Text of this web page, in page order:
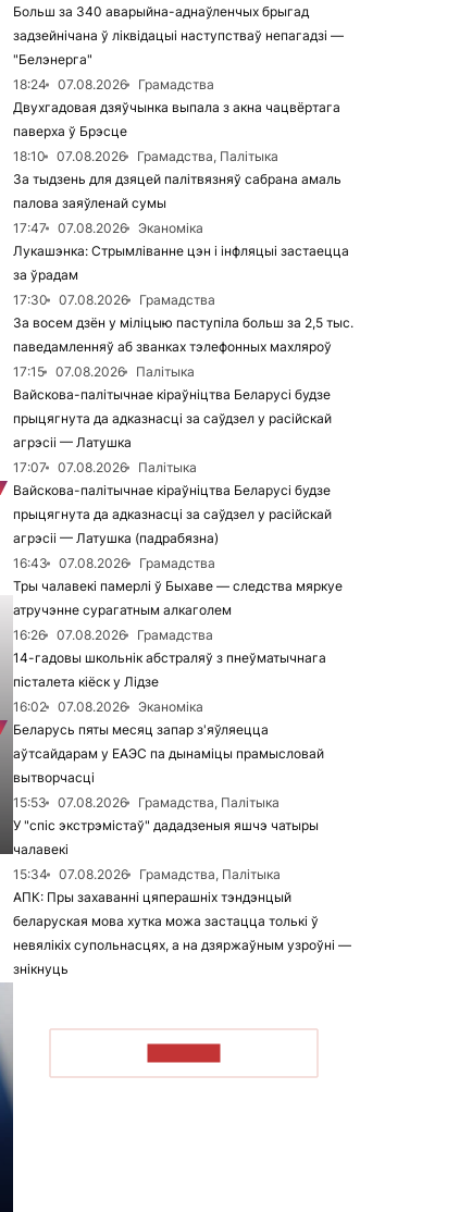
Больш за 340 аварыйна-аднаўленчых брыгад
задзейнічана ў ліквідацыі наступстваў непагадзі —
"Белэнерга"
18:24
07.08.2026
Грамадства
Двухгадовая дзяўчынка выпала з акна чацвёртага
паверха ў Брэсце
18:10
07.08.2026
Грамадства, Палітыка
За тыдзень для дзяцей палітвязняў сабрана амаль
палова заяўленай сумы
17:47
07.08.2026
Эканоміка
Лукашэнка: Стрымліванне цэн і інфляцыі застаецца
за ўрадам
17:30
07.08.2026
Грамадства
За восем дзён у міліцыю паступіла больш за 2,5 тыс.
паведамленняў аб званках тэлефонных махляроў
17:15
07.08.2026
Палітыка
Вайскова-палітычнае кіраўніцтва Беларусі будзе
прыцягнута да адказнасці за саўдзел у расійскай
агрэсіі — Латушка
17:07
07.08.2026
Палітыка
Вайскова-палітычнае кіраўніцтва Беларусі будзе
прыцягнута да адказнасці за саўдзел у расійскай
агрэсіі — Латушка (падрабязна)
16:43
07.08.2026
Грамадства
Тры чалавекі памерлі ў Быхаве — следства мяркуе
атручэнне сурагатным алкаголем
16:26
07.08.2026
Грамадства
14-гадовы школьнік абстраляў з пнеўматычнага
пісталета кіёск у Лідзе
16:02
07.08.2026
Эканоміка
Беларусь пяты месяц запар з'яўляецца
аўтсайдарам у ЕАЭС па дынаміцы прамысловай
вытворчасці
15:53
07.08.2026
Грамадства, Палітыка
У "спіс экстрэмістаў" дададзеныя яшчэ чатыры
чалавекі
15:34
07.08.2026
Грамадства, Палітыка
АПК: Пры захаванні цяперашніх тэндэнцый
беларуская мова хутка можа застацца толькі ў
невялікіх супольнасцях, а на дзяржаўным узроўні —
знікнуць